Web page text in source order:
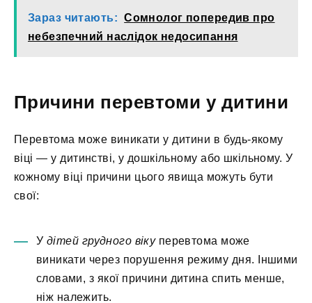
Зараз читають: Сомнолог попередив про
небезпечний наслідок недосипання
Причини перевтоми у дитини
Перевтома може виникати у дитини в будь-якому
віці — у дитинстві, у дошкільному або шкільному. У
кожному віці причини цього явища можуть бути
свої:
Удітей грудного вікуперевтома може
виникати через порушення режиму дня. Іншими
словами, з якої причини дитина спить менше,
ніж належить.